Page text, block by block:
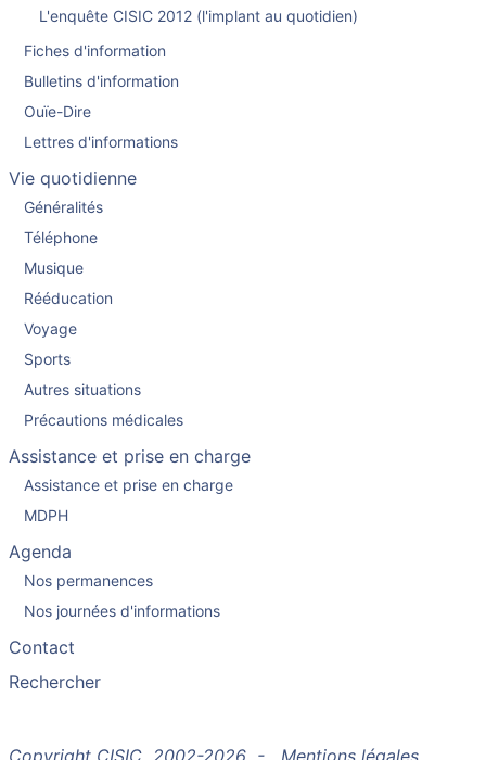
L'enquête CISIC 2012 (l'implant au quotidien)
Fiches d'information
Bulletins d'information
Ouïe-Dire
Lettres d'informations
Vie quotidienne
Généralités
Téléphone
Musique
Rééducation
Voyage
Sports
Autres situations
Précautions médicales
Assistance et prise en charge
Assistance et prise en charge
MDPH
Agenda
Nos permanences
Nos journées d'informations
Contact
Rechercher